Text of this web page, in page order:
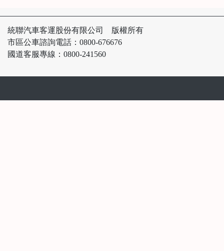
統聯汽車客運股份有限公司 版權所有
市區公車諮詢電話：0800-676676
國道客服專線：0800-241560